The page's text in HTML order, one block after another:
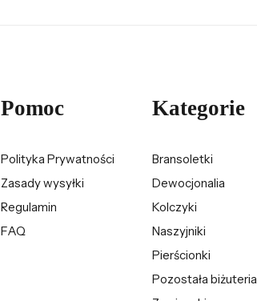
Pomoc
Polityka Prywatności
Zasady wysyłki
Regulamin
FAQ
Kategorie
Bransoletki
Dewocjonalia
Kolczyki
Naszyjniki
Pierścionki
Pozostała biżuteria